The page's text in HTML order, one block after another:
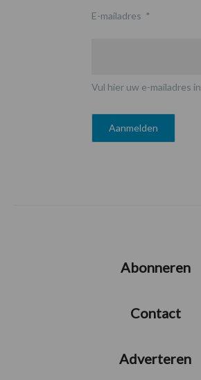
E-mailadres *
Vul hier uw e-mailadres in
Abonneren
Contact
Adverteren